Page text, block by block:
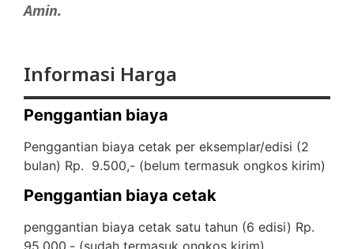
Amin.
Informasi Harga
Penggantian biaya
Penggantian biaya cetak per eksemplar/edisi (2
bulan) Rp. 9.500,- (belum termasuk ongkos kirim)
Penggantian biaya cetak
penggantian biaya cetak satu tahun (6 edisi) Rp.
95.000,- (sudah termasuk ongkos kirim)